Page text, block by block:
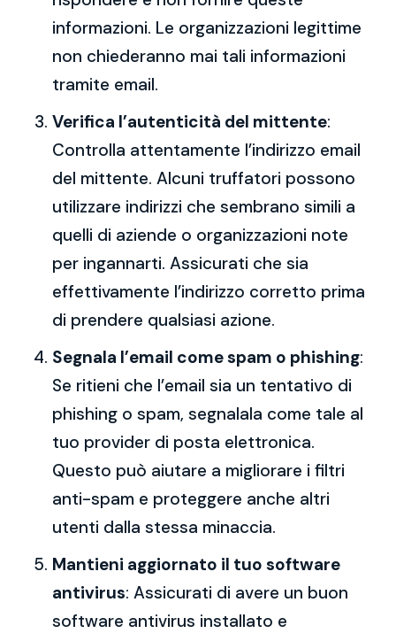
informazioni. Le organizzazioni legittime
non chiederanno mai tali informazioni
tramite email.
Verifica l’autenticità del mittente:
Controlla attentamente l’indirizzo email
del mittente. Alcuni truffatori possono
utilizzare indirizzi che sembrano simili a
quelli di aziende o organizzazioni note
per ingannarti. Assicurati che sia
effettivamente l’indirizzo corretto prima
di prendere qualsiasi azione.
Segnala l’email come spam o phishing:
Se ritieni che l’email sia un tentativo di
phishing o spam, segnalala come tale al
tuo provider di posta elettronica.
Questo può aiutare a migliorare i filtri
anti-spam e proteggere anche altri
utenti dalla stessa minaccia.
Mantieni aggiornato il tuo software
antivirus: Assicurati di avere un buon
software antivirus installato e